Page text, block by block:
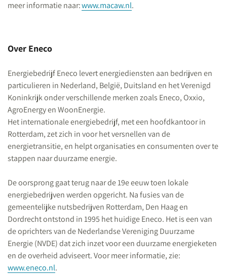
meer informatie naar:www.macaw.nl.
Over Eneco
Energiebedrijf Eneco levert energiediensten aan bedrijven en
particulieren in Nederland, België, Duitsland en het Verenigd
Koninkrijk onder verschillende merken zoals Eneco, Oxxio,
AgroEnergy en WoonEnergie.
Het internationale energiebedrijf, met een hoofdkantoor in
Rotterdam, zet zich in voor het versnellen van de
energietransitie, en helpt organisaties en consumenten over te
stappen naar duurzame energie.
De oorsprong gaat terug naar de 19eeeuw toen lokale
energiebedrijven werden opgericht. Na fusies van de
gemeentelijke nutsbedrijven Rotterdam, Den Haag en
Dordrecht ontstond in 1995 het huidige Eneco. Het is een van
de oprichters van de Nederlandse Vereniging Duurzame
Energie (NVDE) dat zich inzet voor een duurzame energieketen
en de overheid adviseert. Voor meer informatie, zie:
www.eneco.nl.